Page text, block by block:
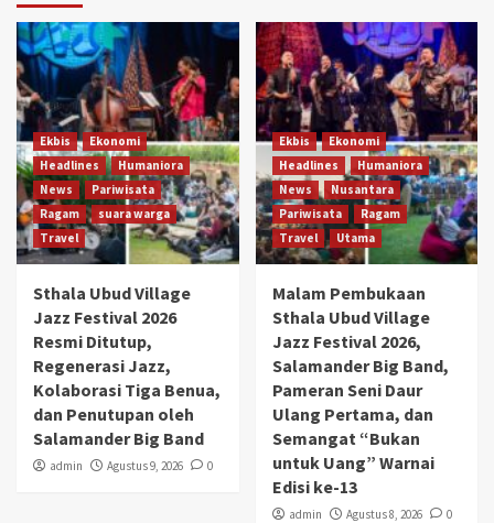
Ekbis
Ekonomi
Headlines
Humaniora
News
Pariwisata
Ragam
suara warga
Travel
Sthala Ubud Village
Jazz Festival 2026
Resmi Ditutup,
Regenerasi Jazz,
Kolaborasi Tiga Benua,
dan Penutupan oleh
Salamander Big Band
admin Agustus 9, 2026 0
Ekbis
Ekonomi
Headlines
Humaniora
News
Nusantara
Pariwisata
Ragam
Travel
Utama
Malam Pembukaan
Sthala Ubud Village
Jazz Festival 2026,
Salamander Big Band,
Pameran Seni Daur
Ulang Pertama, dan
Semangat “Bukan
untuk Uang” Warnai
Edisi ke-13
admin Agustus 8, 2026 0